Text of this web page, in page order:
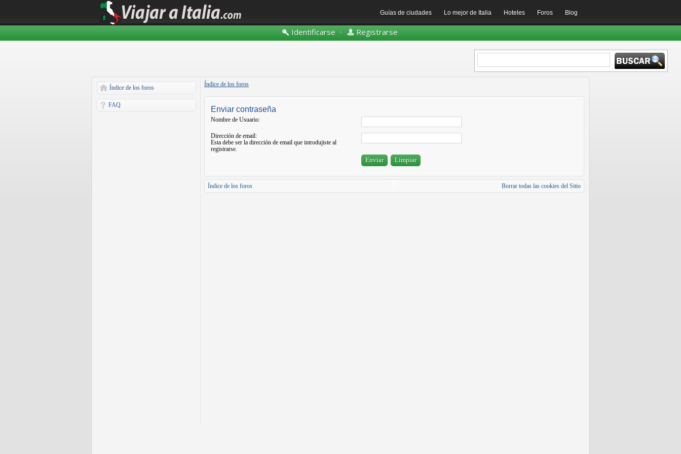
Guías de ciudades Lo mejor de Italia Hoteles Foros Blog
Identificarse • Registrarse
Índice de los foros
FAQ
Índice de los foros
Enviar contraseña
Nombre de Usuario:
Dirección de email:
Esta debe ser la dirección de email que introdujiste al
registrarse.
Índice de los foros Borrar todas las cookies del Sitio